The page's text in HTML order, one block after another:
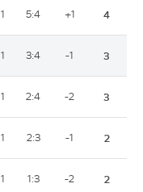
1 5:4 +1 4
1 3:4 -1 3
1 2:4 -2 3
1 2:3 -1 2
1 1:3 -2 2